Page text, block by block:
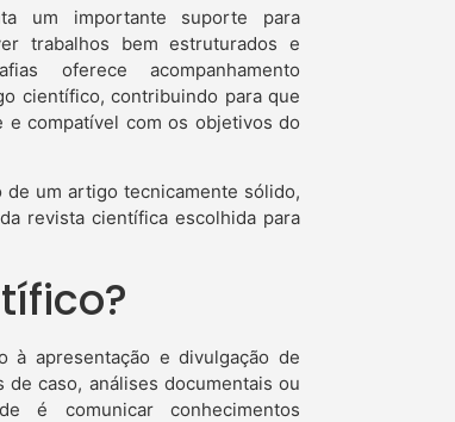
um importante suporte para
trabalhos bem estruturados e
oferece acompanhamento
científico, contribuindo para que
e compatível com os objetivos do
um artigo tecnicamente sólido,
revista científica escolhida para
à apresentação e divulgação de
caso, análises documentais ou
é comunicar conhecimentos